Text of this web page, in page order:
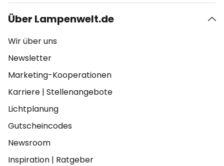
Über Lampenwelt.de
Wir über uns
Newsletter
Marketing-Kooperationen
Karriere | Stellenangebote
Lichtplanung
Gutscheincodes
Newsroom
Inspiration | Ratgeber